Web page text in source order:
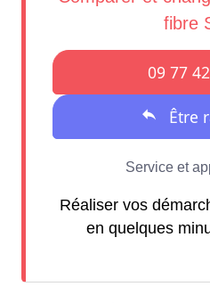
Réaliser vos
en quelques